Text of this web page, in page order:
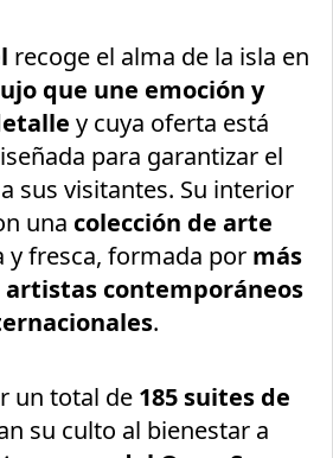
recoge el alma de la isla en
que une emoción y
y cuya oferta está
para garantizar el
sus visitantes. Su interior
una colección de arte
y fresca, formada por más
artistas contemporáneos
.
un total de 185 suites de
su culto al bienestar a